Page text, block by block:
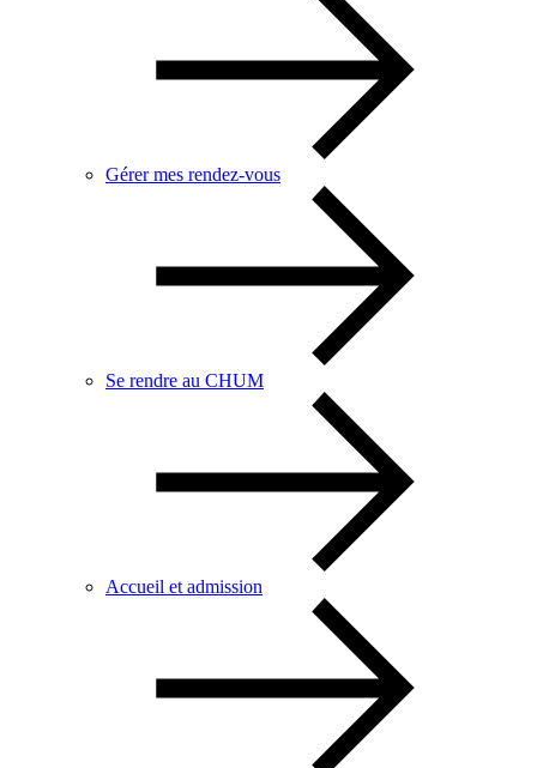
Gérer mes rendez-vous
Se rendre au CHUM
Accueil et admission